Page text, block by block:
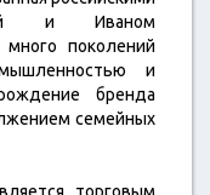
и Иваном
поколений
и
бренда
семейных